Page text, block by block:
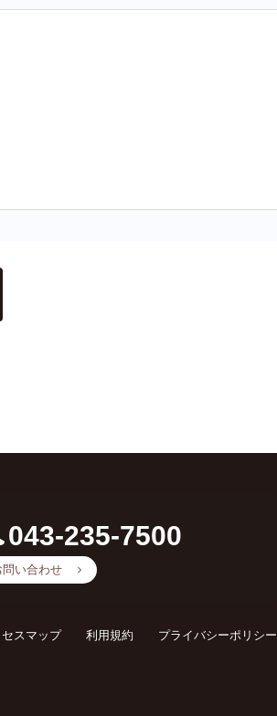
043-235-7500
問い合わせ
セスマップ 利用規約 プライバシーポリシー